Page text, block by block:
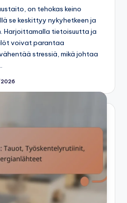
on tehokas keino
se keskittyy nykyhetkeen ja
Harjoittamalla tietoisuutta ja
voivat parantaa
stressiä, mikä johtaa